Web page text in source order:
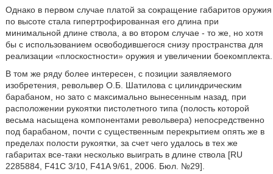
Однако в первом случае платой за сокращение габаритов оружия
по высоте стала гипертрофированная его длина при
минимальной длине ствола, а во втором случае - то же, но хотя
бы с использованием освободившегося снизу пространства для
реализации «плоскостности» оружия и увеличении боекомплекта.
В том же ряду более интересен, с позиции заявляемого
изобретения, револьвер О.Б. Шатилова с цилиндрическим
барабаном, но зато с максимально вынесенным назад, при
расположении рукоятки пистолетного типа (полость которой
весьма насыщена компонентами револьвера) непосредственно
под барабаном, почти с существенным перекрытием опять же в
пределах полости рукоятки, за счет чего удалось в тех же
габаритах все-таки несколько выиграть в длине ствола [RU
2285884, F41C 3/10, F41A 9/61, 2006. Бюл. №29].